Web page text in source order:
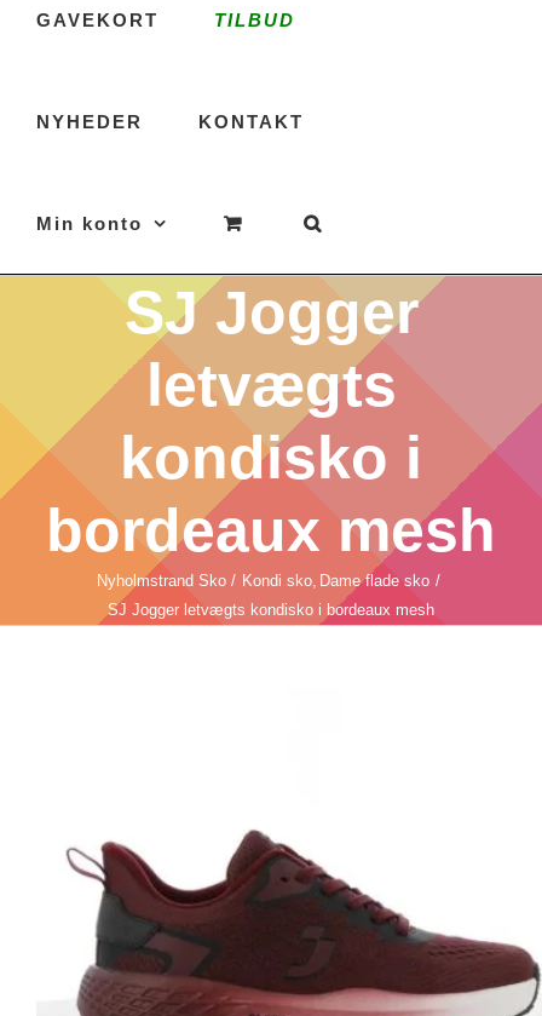
GAVEKORT TILBUD
NYHEDER KONTAKT
Min konto
SJ Jogger
letvægts
kondisko i
bordeaux mesh
Nyholmstrand Sko Kondi sko Dame flade sko
SJ Jogger letvægts kondisko i bordeaux mesh